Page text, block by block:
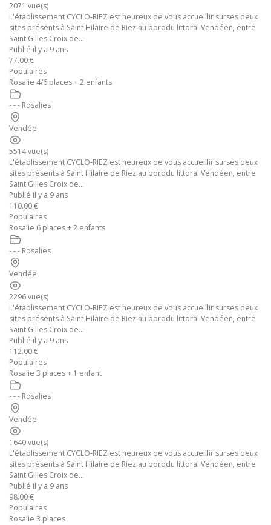
2071 vue(s)
L'établissement CYCLO-RIEZ est heureux de vous accueillir surses deux
sites présents à Saint Hilaire de Riez au borddu littoral Vendéen, entre
Saint Gilles Croix de...
Publié il y a 9 ans
77.00 €
Populaires
Rosalie 4/6 places + 2 enfants
- - - Rosalies
Vendée
5514 vue(s)
L'établissement CYCLO-RIEZ est heureux de vous accueillir surses deux
sites présents à Saint Hilaire de Riez au borddu littoral Vendéen, entre
Saint Gilles Croix de...
Publié il y a 9 ans
110.00 €
Populaires
Rosalie 6 places + 2 enfants
- - - Rosalies
Vendée
2296 vue(s)
L'établissement CYCLO-RIEZ est heureux de vous accueillir surses deux
sites présents à Saint Hilaire de Riez au borddu littoral Vendéen, entre
Saint Gilles Croix de...
Publié il y a 9 ans
112.00 €
Populaires
Rosalie 3 places + 1 enfant
- - - Rosalies
Vendée
1640 vue(s)
L'établissement CYCLO-RIEZ est heureux de vous accueillir surses deux
sites présents à Saint Hilaire de Riez au borddu littoral Vendéen, entre
Saint Gilles Croix de...
Publié il y a 9 ans
98.00 €
Populaires
Rosalie 3 places